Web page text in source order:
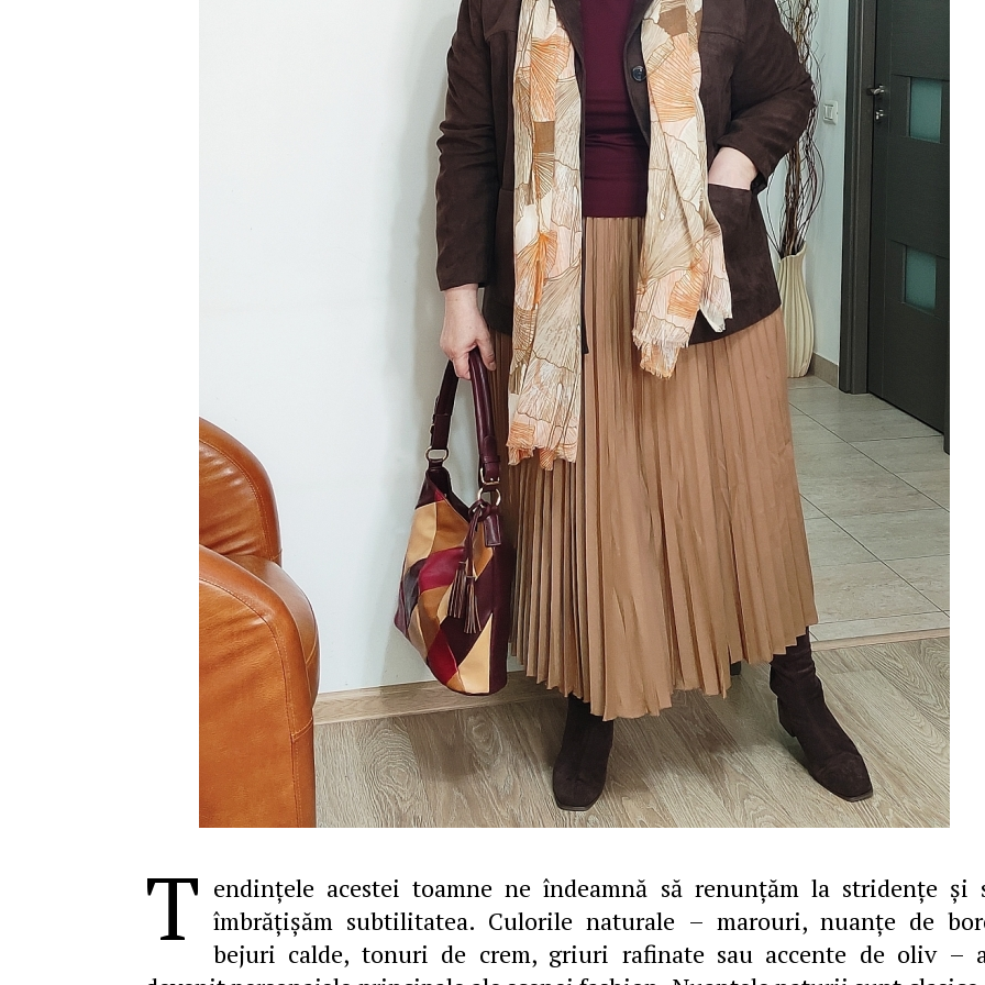
T endinţele acestei toamne ne îndeamnă să renunțăm la stridențe și
îmbrățișăm subtilitatea. Culorile naturale – marouri, nuanţe de
bejuri calde, tonuri de crem, griuri rafinate sau accente de oliv –